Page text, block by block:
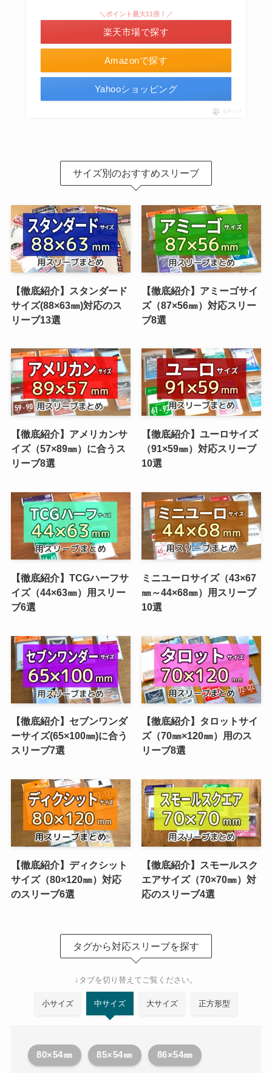
Amazonで探す
＼ポイント最大11倍！／
楽天市場で探す
Yahooショッピング
ポチップ
サイズ別のおすすめスリーブ
【徹底紹介】スタンダード
サイズ(88×63㎜)対応のス
リーブ13選
【徹底紹介】アミーゴサイ
ズ（87×56㎜）対応スリー
ブ8選
【徹底紹介】アメリカンサ
イズ（57×89㎜）に合うス
リーブ8選
【徹底紹介】ユーロサイズ
（91×59㎜）対応スリーブ
10選
【徹底紹介】TCGハーフサ
イズ（44×63㎜）用スリー
ブ6選
ミニユーロサイズ（43×67
㎜～44×68㎜）用スリーブ
10選
【徹底紹介】セブンワンダ
ーサイズ(65×100㎜)に合う
スリーブ7選
【徹底紹介】タロットサイ
ズ（70㎜×120㎜）用のス
リーブ8選
【徹底紹介】ディクシット
サイズ（80×120㎜）対応
のスリーブ6選
【徹底紹介】スモールスク
エアサイズ（70×70㎜）対
応のスリーブ4選
タグから対応スリーブを探す
↓タブを切り替えてご覧ください。
小サイズ 中サイズ 大サイズ 正方形型
80×54㎜ 85×54㎜ 86×54㎜